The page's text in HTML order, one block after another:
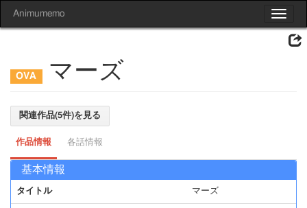
Toggle
Animumemo
マーズ
関連作品(5件)を見る
作品情報 各話情報
基本情報
タイトル マーズ